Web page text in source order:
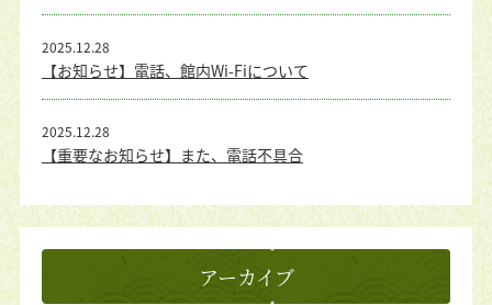
【お知らせ】電話、館内Wi-Fiについて
2025.12.28
【重要なお知らせ】また、電話不具合
2025.12.28
アーカイブ